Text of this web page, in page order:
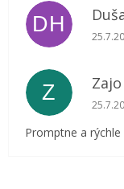
DH
Z Zajo
Promptne a rýchle